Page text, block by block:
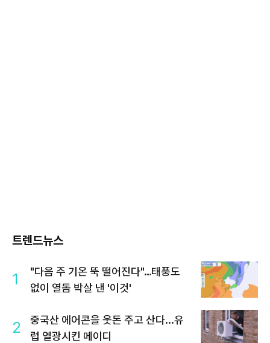
트렌드뉴스
1
"다음 주 기온 뚝 떨어진다"…태풍도
없이 열돔 박살 낸 '이것'
2
중국산 에어콘을 웃돈 주고 산다...유
럽 열광시킨 메이디